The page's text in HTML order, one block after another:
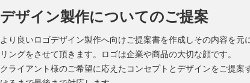
デザイン製作についてのご提案
より良いロゴデザイン製作へ向けご提案書を作成しその内容を元
リングをさせて頂きます。ロゴは企業や商品の大切な顔です。
クライアント様のご希望に応えたコンセプトとデザインをご提案